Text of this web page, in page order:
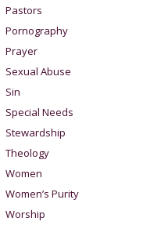
Pastors
Pornography
Prayer
Sexual Abuse
Sin
Special Needs
Stewardship
Theology
Women
Women’s Purity
Worship